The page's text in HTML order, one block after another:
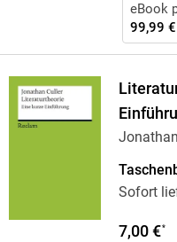
eBook
99,99 €
Sofort
7,00 €*